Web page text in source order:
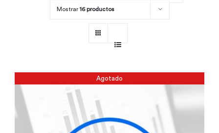
Mostrar 16 productos
Agotado